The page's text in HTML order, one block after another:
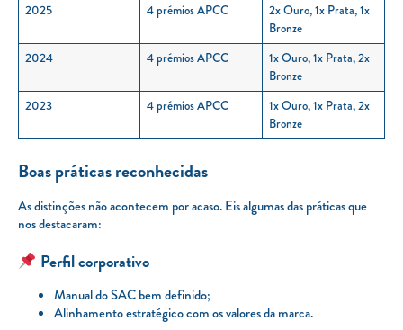
2025 4 prémios APCC
2x Ouro, 1x Prata, 1x
Bronze
2024
4 prémios APCC
1x Ouro, 1x Prata, 2x
Bronze
2023
4 prémios APCC
1x Ouro, 1x Prata, 2x
Bronze
Boas práticas reconhecidas
As distinções não acontecem por acaso. Eis algumas das práticas que
nos destacaram:
Perfil corporativo
Manual do SAC bem definido;
Alinhamento estratégico com os valores da marca.